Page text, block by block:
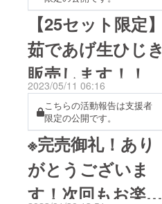
定活動報告と、ここ
Facebookページにて発信し
てきましたが、今後はLINE
でもお知らせをしていきま
す。CAMPFIREの活動報告
やFacebookページだと、お
知らせを見落としてしまっ
たり、見返したい時にすぐ
見つけられなかったりしま
す。また、LINEならご質問
【25セット限定】
茹であげ生ひじき
販売します！！
2023/05/11 06:16
こちらの活動報告は支援者
限定の公開です。
※完売御礼！あり
がとうございま
す！次回もお楽し